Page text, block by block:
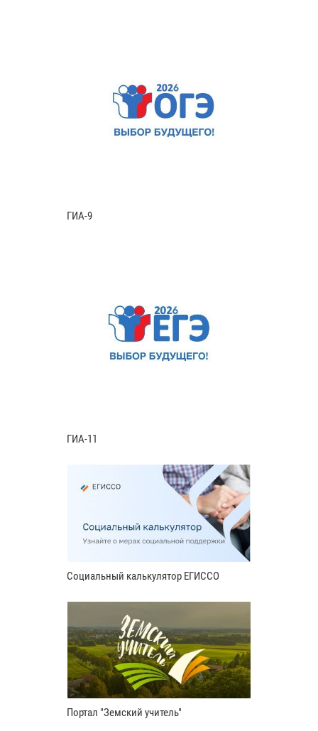
ГИА-9
ГИА-11
Социальный калькулятор ЕГИССО
Портал "Земский учитель"